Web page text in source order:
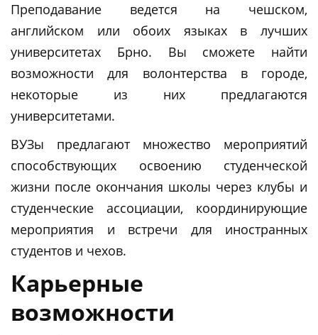
Преподавание ведется на чешском,
английском или обоих языках в лучших
университетах Брно. Вы сможете найти
возможности для волонтерства в городе,
некоторые из них предлагаются
университетами.
ВУЗы предлагают множество мероприятий
способствующих освоению студенческой
жизни после окончания школы через клубы и
студенческие ассоциации, координирующие
мероприятия и встречи для иностранных
студентов и чехов.
Карьерные
возможности